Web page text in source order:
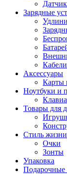
Зарядные
Аксессуары
Карты
Ноутбуки и
Товары для
Стиль жизни
Очки
Зонты
Упаковка
Подарочные